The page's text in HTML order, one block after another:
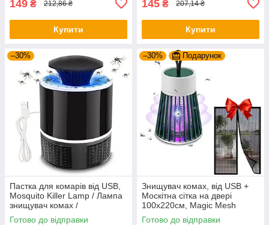
149 ₴ 212,86 ₴
Купити
145 ₴ 207,14 ₴
Купити
–30%
Пастка для комарів від USB,
Mosquito Killer Lamp / Лампа
знищувач комах /
Антимоскітна лампа
Готово до відправки
–30% Подарунок
Знищувач комах, від USB +
Москітна сітка на двері
100х220см, Magic Mesh
Готово до відправки